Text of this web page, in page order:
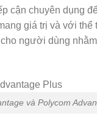
cận chuyên dụng
giá trị và với thể
người dùng
và Polycom